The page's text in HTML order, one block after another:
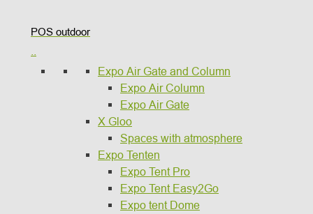
POS outdoor
Expo Air Gate and Column
Expo Air Column
Expo Air Gate
X Gloo
Spaces with atmosphere
Expo Tenten
Expo Tent Pro
Expo Tent Easy2Go
Expo tent Dome